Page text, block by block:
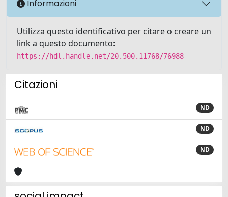
Informazioni
Utilizza questo identificativo per citare o creare un
link a questo documento:
https://hdl.handle.net/20.500.11768/76988
Citazioni
ND
ND
ND